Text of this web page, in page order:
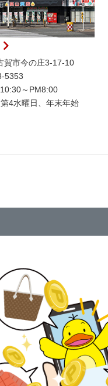
賀市今の庄3-17-10
5353
～PM8:00
4水曜日、年末年始